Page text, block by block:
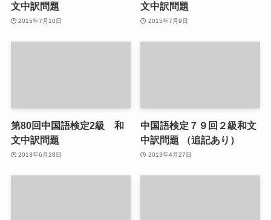
文中訳問題
2015年7月10日
文中訳問題
2015年7月9日
第80回中国語検定2級 和
文中訳問題
2013年6月28日
中国語検定７９回２級和文
中訳問題 （追記あり）
2013年4月27日